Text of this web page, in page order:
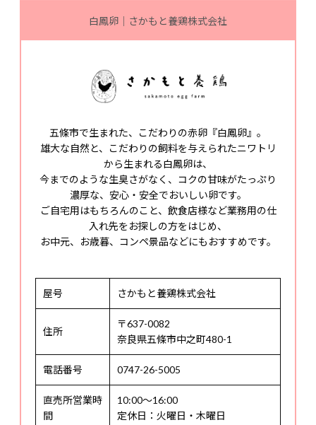
白鳳卵｜さかもと養鶏株式会社
五條市で生まれた、こだわりの赤卵『白鳳卵』。
雄大な自然と、こだわりの飼料を与えられたニワトリ
から生まれる白鳳卵は、
今までのような生臭さがなく、コクの甘味がたっぷり
濃厚な、安心・安全でおいしい卵です。
ご自宅用はもちろんのこと、飲食店様など業務用の仕
入れ先をお探しの方をはじめ、
お中元、お歳暮、コンペ景品などにもおすすめです。
屋号 さかもと養鶏株式会社
住所
〒637-0082
奈良県五條市中之町480-1
電話番号 0747-26-5005
直売所営業時
間
10:00〜16:00
定休日：火曜日・木曜日